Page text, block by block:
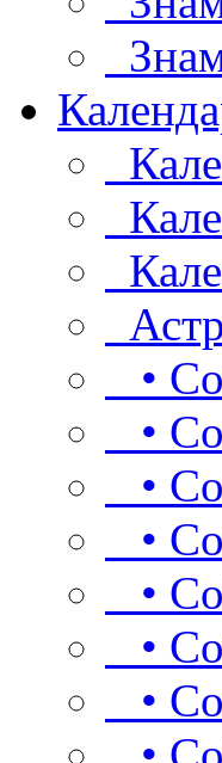
•
•
•
•
•
•
•